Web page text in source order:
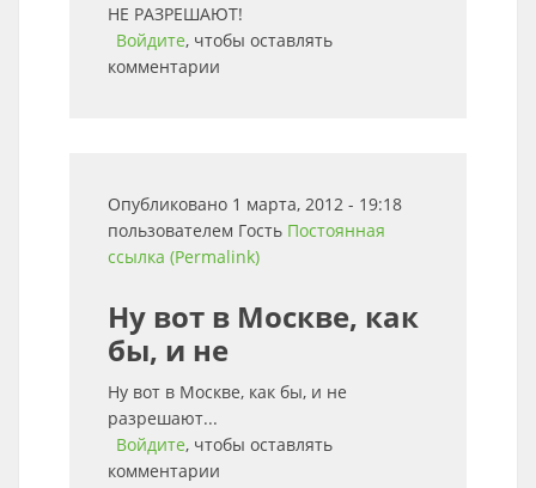
НЕ РАЗРЕШАЮТ!
Войдите, чтобы оставлять
комментарии
Опубликовано 1 марта, 2012 - 19:18
пользователем Гость Постоянная
ссылка (Permalink)
Ну вот в Москве, как
бы, и не
Ну вот в Москве, как бы, и не
разрешают...
Войдите, чтобы оставлять
комментарии